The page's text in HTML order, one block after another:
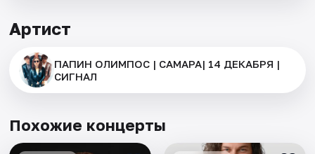
Артист
ПАПИН ОЛИМПОС | САМАРА| 14 ДЕКАБРЯ |
СИГНАЛ
Похожие концерты